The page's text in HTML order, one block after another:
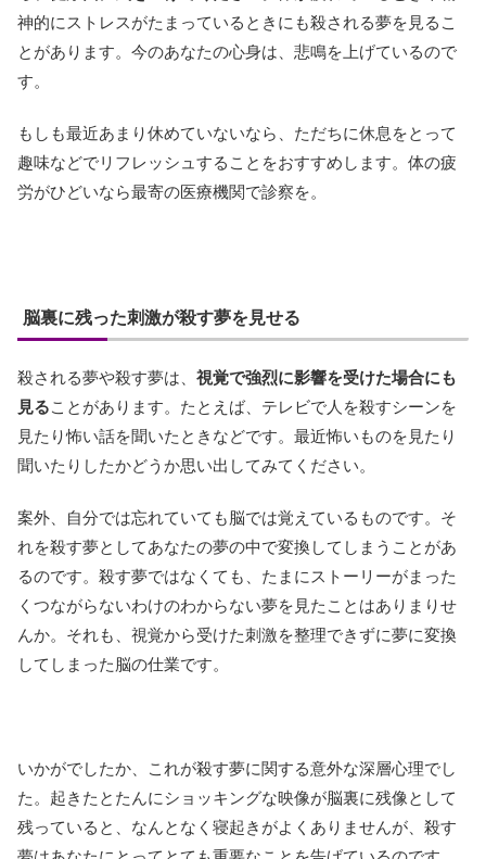
神的にストレスがたまっているときにも殺される夢を見るこ
とがあります。今のあなたの心身は、悲鳴を上げているので
す。
もしも最近あまり休めていないなら、ただちに休息をとって
趣味などでリフレッシュすることをおすすめします。体の疲
労がひどいなら最寄の医療機関で診察を。
脳裏に残った刺激が殺す夢を見せる
殺される夢や殺す夢は、 視覚で強烈に影響を受けた場合にも
見ることがあります。たとえば、テレビで人を殺すシーンを
見たり怖い話を聞いたときなどです。最近怖いものを見たり
聞いたりしたかどうか思い出してみてください。
案外、自分では忘れていても脳では覚えているものです。そ
れを殺す夢としてあなたの夢の中で変換してしまうことがあ
るのです。殺す夢ではなくても、たまにストーリーがまった
くつながらないわけのわからない夢を見たことはありまりせ
んか。それも、視覚から受けた刺激を整理できずに夢に変換
してしまった脳の仕業です。
いかがでしたか、これが殺す夢に関する意外な深層心理でし
た。起きたとたんにショッキングな映像が脳裏に残像として
残っていると、なんとなく寝起きがよくありませんが、殺す